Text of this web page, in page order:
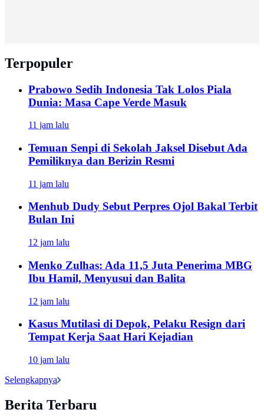
Terpopuler
Prabowo Sedih Indonesia Tak Lolos Piala
Dunia: Masa Cape Verde Masuk
11 jam lalu
Temuan Senpi di Sekolah Jaksel Disebut Ada
Pemiliknya dan Berizin Resmi
11 jam lalu
Menhub Dudy Sebut Perpres Ojol Bakal Terbit
Bulan Ini
12 jam lalu
Menko Zulhas: Ada 11,5 Juta Penerima MBG
Ibu Hamil, Menyusui dan Balita
12 jam lalu
Kasus Mutilasi di Depok, Pelaku Resign dari
Tempat Kerja Saat Hari Kejadian
10 jam lalu
Selengkapnya
Berita Terbaru